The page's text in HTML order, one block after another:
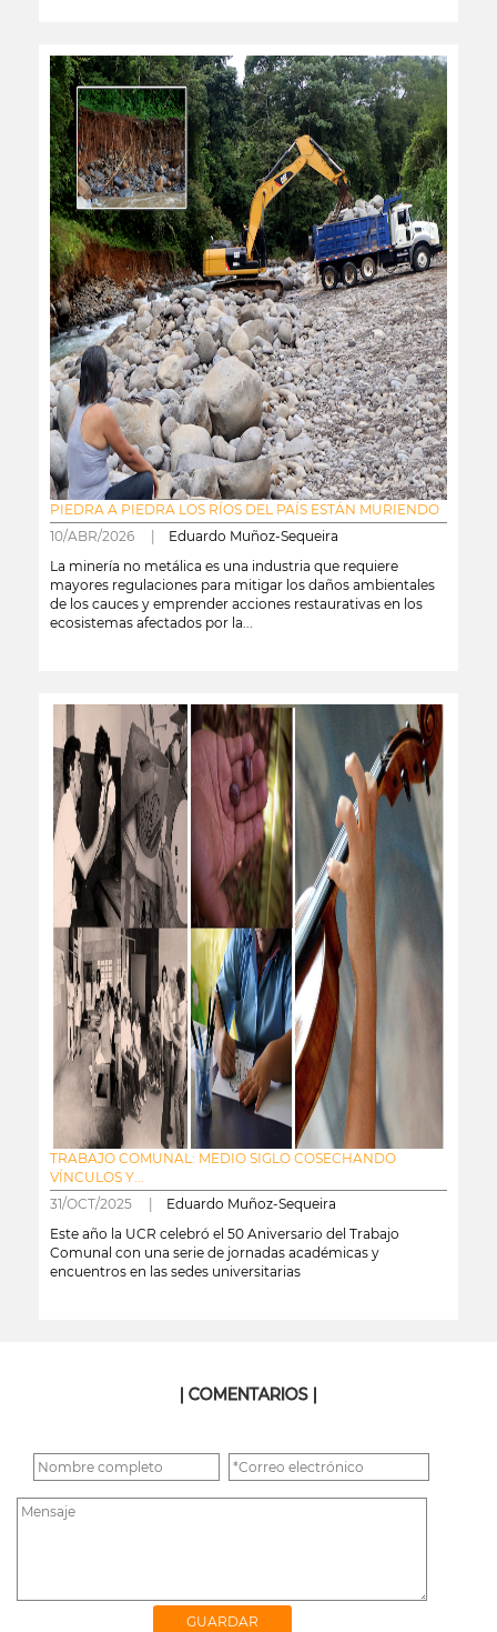
PIEDRA A PIEDRA LOS RÍOS DEL PAÍS ESTÁN MURIENDO
10/ABR/2026 | Eduardo Muñoz-Sequeira
La minería no metálica es una industria que requiere
mayores regulaciones para mitigar los daños ambientales
de los cauces y emprender acciones restaurativas en los
ecosistemas afectados por la...
TRABAJO COMUNAL: MEDIO SIGLO COSECHANDO
VÍNCULOS Y...
31/OCT/2025 | Eduardo Muñoz-Sequeira
Este año la UCR celebró el 50 Aniversario del Trabajo
Comunal con una serie de jornadas académicas y
encuentros en las sedes universitarias
| COMENTARIOS |